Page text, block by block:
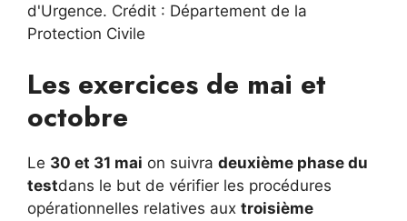
d'Urgence. Crédit : Département de la
Protection Civile
Les exercices de mai et
octobre
Le 30 et 31 mai on suivra deuxième phase du
testdans le but de vérifier les procédures
opérationnelles relatives aux troisième